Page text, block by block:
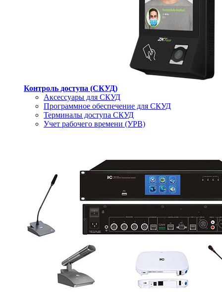
Контроль доступа (СКУД)
Аксессуары для СКУД
Программное обеспечение для СКУД
Терминалы доступа СКУД
Учет рабочего времени (УРВ)